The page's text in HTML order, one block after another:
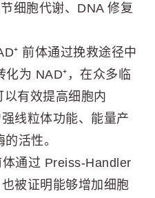
细胞代谢、DNA 修复
前体通过挽救途径中
化为 NAD⁺，在众多临
有效提高细胞内
线粒体功能、能量产
活性。
通过 Preiss-Handler
被证明能够增加细胞